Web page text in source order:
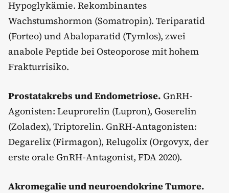
Hypoglykämie. Rekombinantes
Wachstumshormon (Somatropin). Teriparatid
(Forteo) und Abaloparatid (Tymlos), zwei
anabole Peptide bei Osteoporose mit hohem
Frakturrisiko.
Prostatakrebs und Endometriose. GnRH-
Agonisten: Leuprorelin (Lupron), Goserelin
(Zoladex), Triptorelin. GnRH-Antagonisten:
Degarelix (Firmagon), Relugolix (Orgovyx, der
erste orale GnRH-Antagonist, FDA 2020).
Akromegalie und neuroendokrine Tumore.